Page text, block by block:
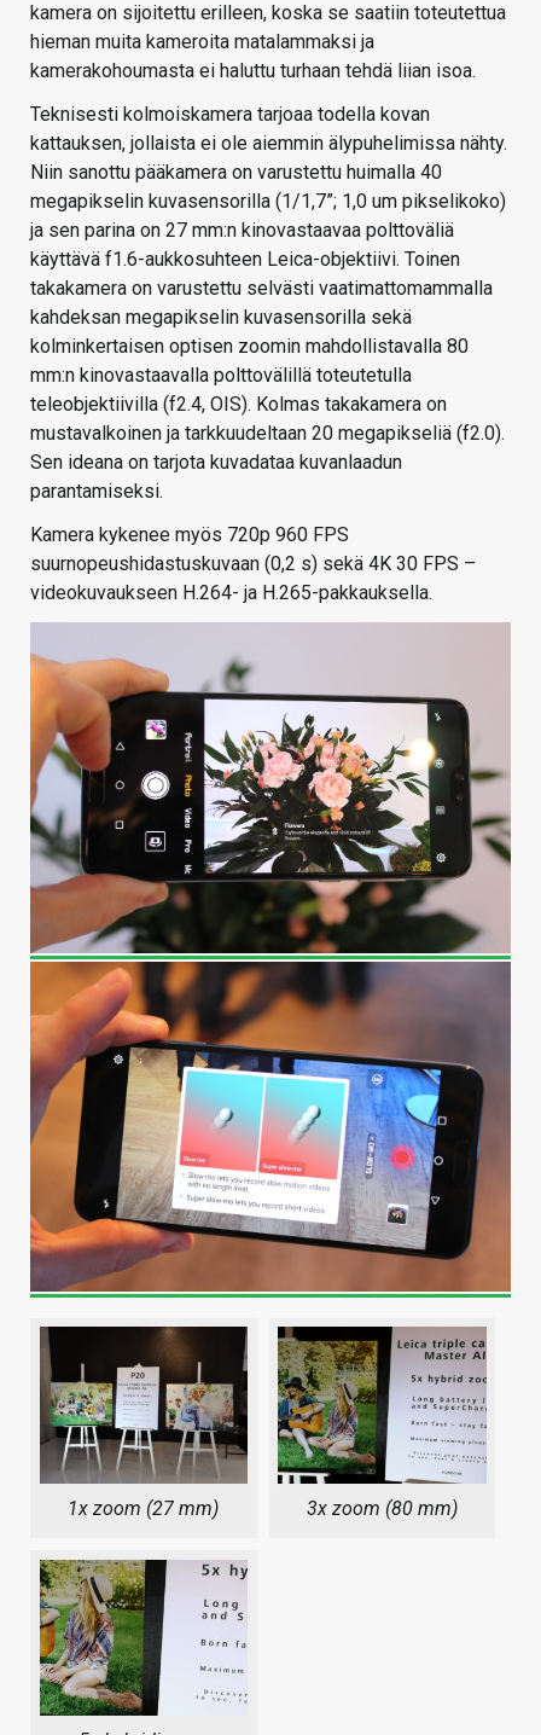
kamera on sijoitettu erilleen, koska se saatiin toteutettua
hieman muita kameroita matalammaksi ja
kamerakohoumasta ei haluttu turhaan tehdä liian isoa.
Teknisesti kolmoiskamera tarjoaa todella kovan
kattauksen, jollaista ei ole aiemmin älypuhelimissa nähty.
Niin sanottu pääkamera on varustettu huimalla 40
megapikselin kuvasensorilla (1/1,7”; 1,0 um pikselikoko)
ja sen parina on 27 mm:n kinovastaavaa polttoväliä
käyttävä f1.6-aukkosuhteen Leica-objektiivi. Toinen
takakamera on varustettu selvästi vaatimattomammalla
kahdeksan megapikselin kuvasensorilla sekä
kolminkertaisen optisen zoomin mahdollistavalla 80
mm:n kinovastaavalla polttovälillä toteutetulla
teleobjektiivilla (f2.4, OIS). Kolmas takakamera on
mustavalkoinen ja tarkkuudeltaan 20 megapikseliä (f2.0).
Sen ideana on tarjota kuvadataa kuvanlaadun
parantamiseksi.
Kamera kykenee myös 720p 960 FPS
suurnopeushidastuskuvaan (0,2 s) sekä 4K 30 FPS –
videokuvaukseen H.264- ja H.265-pakkauksella.
1x zoom (27 mm) 3x zoom (80 mm)